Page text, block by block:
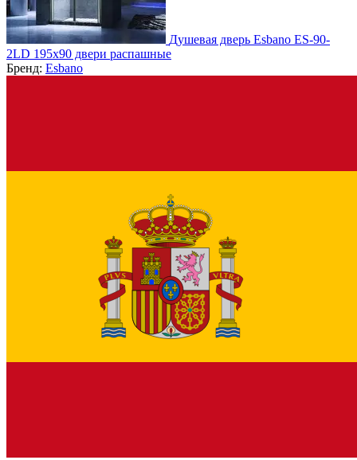
Душевая дверь Esbano ES-90-
2LD 195х90 двери распашные
Бренд: Esbano